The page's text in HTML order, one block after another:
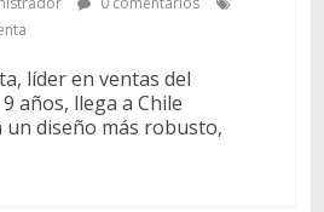
líder en ventas del
años, llega a Chile
diseño más robusto,